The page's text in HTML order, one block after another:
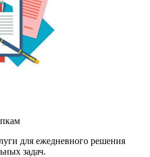
для ежедневного решения
задач.